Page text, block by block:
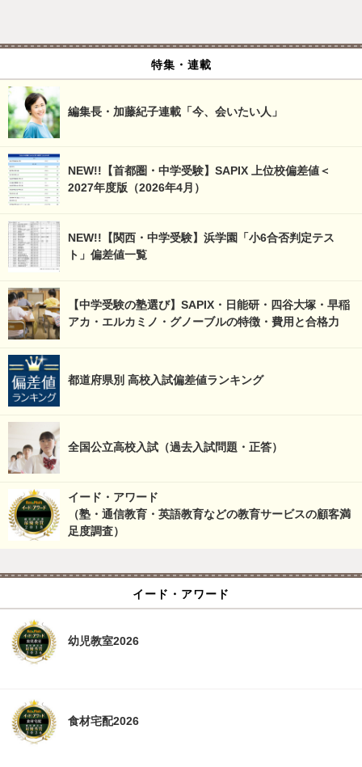
特集・連載
編集長・加藤紀子連載「今、会いたい人」
NEW!!【首都圏・中学受験】SAPIX 上位校偏差値＜
2027年度版（2026年4月）
NEW!!【関西・中学受験】浜学園「小6合否判定テス
ト」偏差値一覧
【中学受験の塾選び】SAPIX・日能研・四谷大塚・早稲
アカ・エルカミノ・グノーブルの特徴・費用と合格力
都道府県別 高校入試偏差値ランキング
全国公立高校入試（過去入試問題・正答）
イード・アワード
（塾・通信教育・英語教育などの教育サービスの顧客満
足度調査）
イード・アワード
幼児教室2026
食材宅配2026